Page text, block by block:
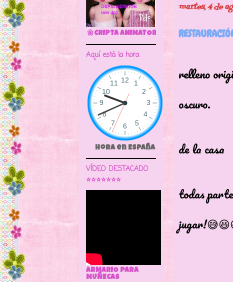
martes, 4 de
Una
relleno
ha
oscuro.
Muy
de la casa
estos
todas
Se
🌼CRIPTA ANIMATOR CAVE DOLL
Aquí está la hora
Hora en España
VÍDEO DESTACADO
⭐⭐⭐⭐⭐⭐⭐
ARMARIO PARA
MUÑECAS